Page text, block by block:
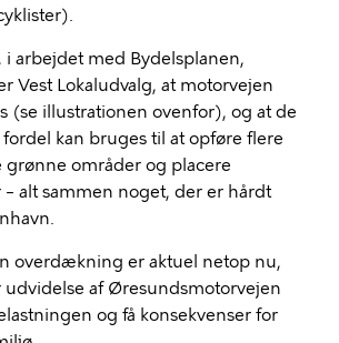
i arbejdet med Bydelsplanen,
Vest Lokaludvalg, at motorvejen
(se illustrationen ovenfor), og at de
kan bruges til at opføre flere
grønne områder og placere
alt sammen noget, der er hårdt
overdækning er aktuel netop nu,
udvidelse af Øresundsmotorvejen
og få konsekvenser for